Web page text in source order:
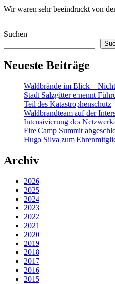
Wir waren sehr beeindruckt von
Suchen
Neueste Beiträge
Waldbrände im Blick –
Stadt Salzgitter ernennt
Teil des Katastrophenschutz
Waldbrandteam auf der
Intensivierung des
Fire Camp Summit
Hugo Silva zum
Archiv
2026
2025
2024
2023
2022
2021
2020
2019
2018
2017
2016
2015